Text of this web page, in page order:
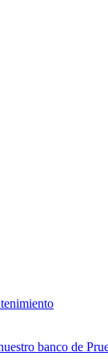
banco de